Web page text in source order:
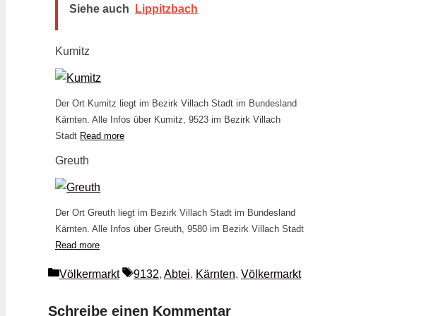
Siehe auch Lippitzbach
Kumitz
Der Ort Kumitz liegt im Bezirk Villach Stadt im Bundesland
Kärnten. Alle Infos über Kumitz, 9523 im Bezirk Villach
Stadt Read more
Greuth
Der Ort Greuth liegt im Bezirk Villach Stadt im Bundesland
Kärnten. Alle Infos über Greuth, 9580 im Bezirk Villach Stadt
Read more
Kategorien
Völkermarkt Schlagwörter
9132, Abtei, Kärnten, Völkermarkt
Schreibe einen Kommentar